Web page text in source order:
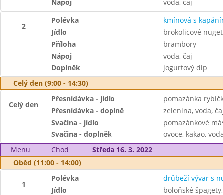
Nápoj
voda, čaj
2
Polévka
kmínová s
Jídlo
brokolicové
Příloha
brambory
Nápoj
voda, čaj
Doplněk
jogurtový dip
Celý den (9:00 - 14:30)
Celý den
Přesnídávka - jídlo
pomazánka
Přesnídávka - doplně
zelenina, voda,
Svačina - jídlo
pomazánkové
Svačina - doplněk
ovoce, kakao,
Menu
Chod
Středa 16. 3. 2022
Oběd (11:00 - 14:00)
1
Polévka
drůbeží vývar s
Jídlo
boloňské